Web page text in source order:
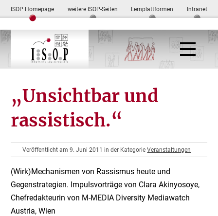
ISOP Homepage weitere ISOP-Seiten Lernplattformen Intranet
„Unsichtbar und
rassistisch.“
Veröffentlicht am 9. Juni 2011 in der KategorieVeranstaltungen
(Wirk)Mechanismen von Rassismus heute und
Gegenstrategien. Impulsvorträge von Clara Akinyosoye,
Chefredakteurin von M-MEDIA Diversity Mediawatch
Austria, Wien